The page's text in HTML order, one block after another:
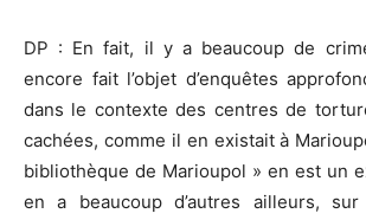
DP : En fait, il y a beaucoup de
encore fait l’objet d’enquêtes
dans le contexte des centres de
cachées, comme il en existait à
bibliothèque de Marioupol » en est un
en a beaucoup d’autres ailleurs,